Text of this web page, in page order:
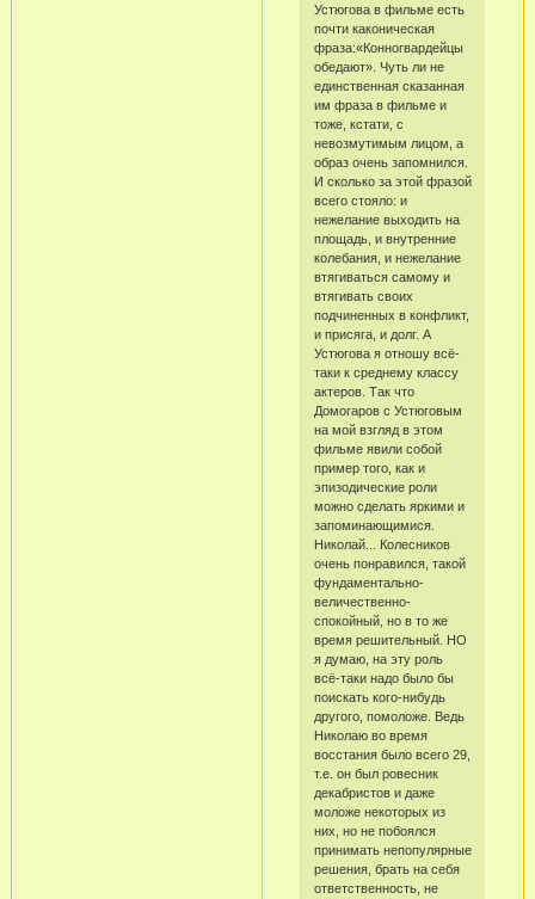
Устюгова в фильме есть
почти каконическая
фраза:«Конногвардейцы
обедают». Чуть ли не
единственная сказанная
им фраза в фильме и
тоже, кстати, с
невозмутимым лицом, а
образ очень запомнился.
И сколько за этой фразой
всего стояло: и
нежелание выходить на
площадь, и внутренние
колебания, и нежелание
втягиваться самому и
втягивать своих
подчиненных в конфликт,
и присяга, и долг. А
Устюгова я отношу всё-
таки к среднему классу
актеров. Так что
Домогаров с Устюговым
на мой взгляд в этом
фильме явили собой
пример того, как и
эпизодические роли
можно сделать яркими и
запоминающимися.
Николай... Колесников
очень понравился, такой
фундаментально-
величественно-
спокойный, но в то же
время решительный. НО
я думаю, на эту роль
всё-таки надо было бы
поискать кого-нибудь
другого, помоложе. Ведь
Николаю во время
восстания было всего 29,
т.е. он был ровесник
декабристов и даже
моложе некоторых из
них, но не побоялся
принимать непопулярные
решения, брать на себя
ответственность, не